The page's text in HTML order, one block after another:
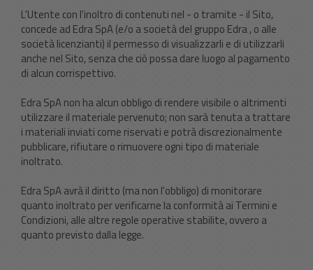
L'Utente con l'inoltro di contenuti nel - o tramite - il Sito,
concede ad Edra SpA (e/o a società del gruppo Edra , o alle
società licenzianti) il permesso di visualizzarli e di utilizzarli
anche nel Sito, senza che ciò possa dare luogo al pagamento
di alcun corrispettivo.
Edra SpA non ha alcun obbligo di rendere visibile o altrimenti
utilizzare il materiale pervenuto; non sarà tenuta a trattare
i materiali inviati come riservati e potrà discrezionalmente
pubblicare, rifiutare o rimuovere ogni tipo di materiale
inoltrato.
Edra SpA avrà il diritto (ma non l'obbligo) di monitorare
quanto inoltrato per verificarne la conformità ai Termini e
Condizioni, alle altre regole operative stabilite, ovvero a
quanto previsto dalla legge.